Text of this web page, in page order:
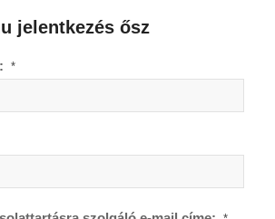
jelentkezés ősz
*